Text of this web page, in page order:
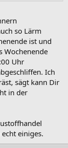
so Lärm
ist und
Wochenende
Uhr
Ich
sägt kann Dir
in der
einiges.